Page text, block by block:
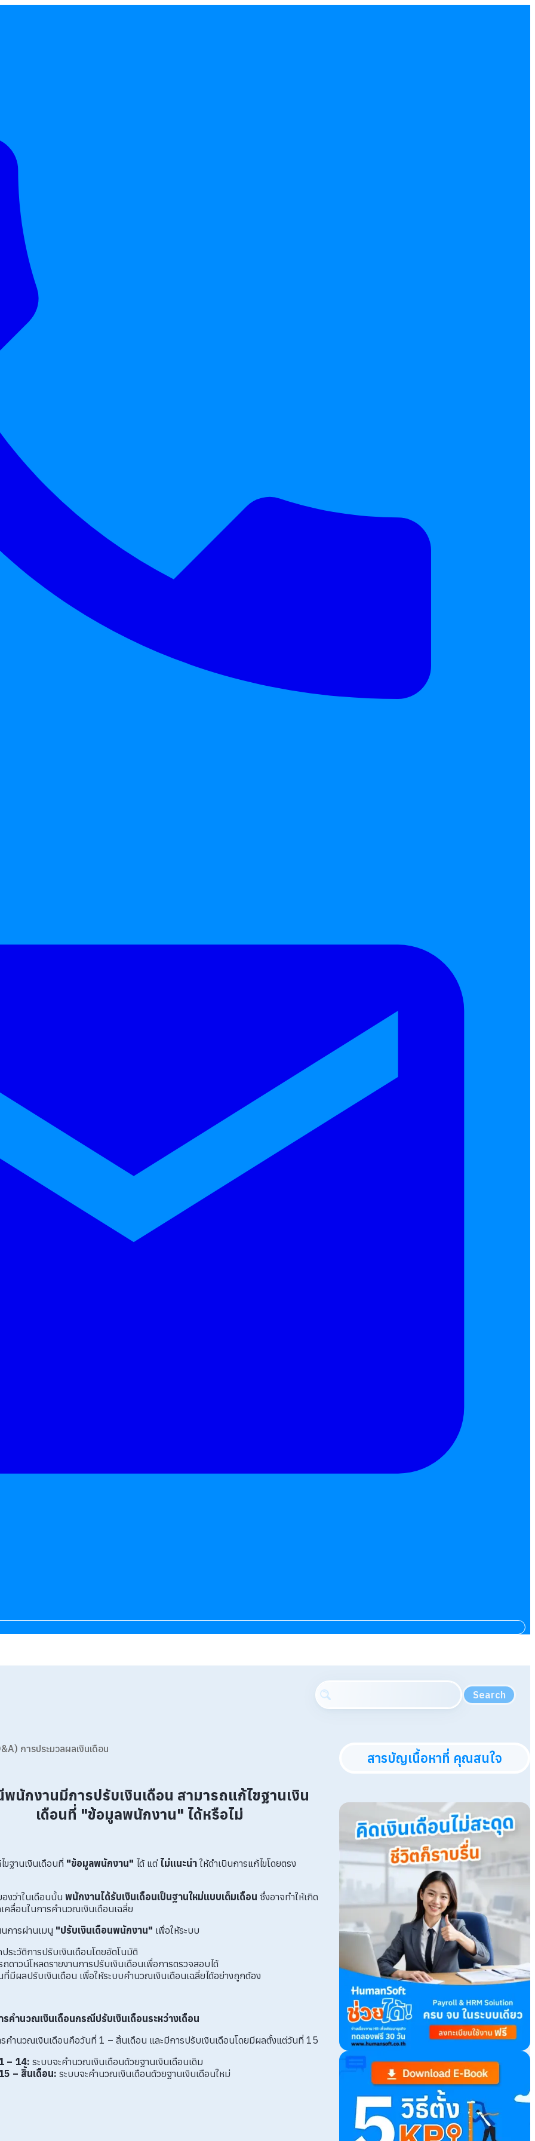
Search
การประมวลผลเงินเดือน
นักงานมีการปรับเงินเดือน สามารถแก้ไขฐานเงิน
เดือนที่ "ข้อมูลพนักงาน" ได้หรือไม่
ขฐานเงินเดือนที่ "ข้อมูลพนักงาน" ได้ แต่ ไม่แนะนำ ให้ดำเนินการแก้ไขโดยตรง
งว่าในเดือนนั้น พนักงานได้รับเงินเดือนเป็นฐานใหม่แบบเต็มเดือน ซึ่งอาจทำให้เกิด
คลื่อนในการคำนวณเงินเดือนเฉลี่ย
การผ่านเมนู "ปรับเงินเดือนพนักงาน" เพื่อให้ระบบ
ระวัติการปรับเงินเดือนโดยอัตโนมัติ
ถดาวน์โหลดรายงานการปรับเงินเดือนเพื่อการตรวจสอบได้
ที่มีผลปรับเงินเดือน เพื่อให้ระบบคำนวณเงินเดือนเฉลี่ยได้อย่างถูกต้อง
รคำนวณเงินเดือนกรณีปรับเงินเดือนระหว่างเดือน
คำนวณเงินเดือนคือวันที่ 1 – สิ้นเดือน และมีการปรับเงินเดือนโดยมีผลตั้งแต่วันที่ 15
– 14: ระบบจะคำนวณเงินเดือนด้วยฐานเงินเดือนเดิม
– สิ้นเดือน: ระบบจะคำนวณเงินเดือนด้วยฐานเงินเดือนใหม่
สารบัญเนื้อหาที่ คุณสนใจ